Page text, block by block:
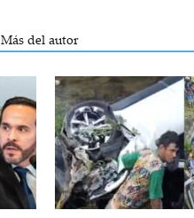
Más del autor